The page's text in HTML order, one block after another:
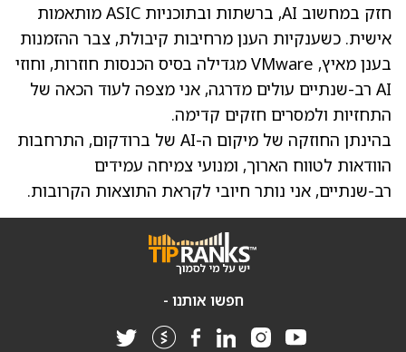
חזק במחשוב AI, ברשתות ובתוכניות ASIC מותאמות
אישית. כשענקיות הענן מרחיבות קיבולת, צבר ההזמנות
בענן מאיץ, VMware מגדילה בסיס הכנסות חוזרות, וחוזי
AI רב-שנתיים עולים מדרגה, אני מצפה לעוד הכאה של
התחזיות ולמסרים חזקים קדימה.
בהינתן החוזקה של מיקום ה-AI של ברודקום, התרחבות
הוודאות לטווח הארוך, ומנועי צמיחה עמידים
רב-שנתיים, אני נותר חיובי לקראת התוצאות הקרובות.
חפשו אותנו -